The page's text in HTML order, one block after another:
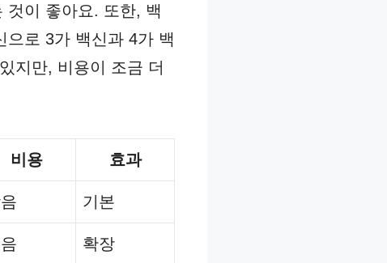
것이 좋아요. 또한, 백
로 3가 백신과 4가 백
지만, 비용이 조금 더
비용 효과
기본
확장